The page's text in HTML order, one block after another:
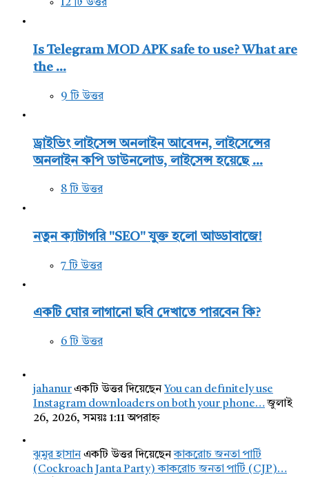
12 টি উত্তর
Is Telegram MOD APK safe to use? What are
the ...
9 টি উত্তর
ড্রাইভিং লাইসেন্স অনলাইন আবেদন, লাইসেন্সের
অনলাইন কপি ডাউনলোড, লাইসেন্স হয়েছে ...
8 টি উত্তর
নতুন ক্যাটাগরি "SEO" যুক্ত হলো আড্ডাবাজে!
7 টি উত্তর
একটি ঘোর লাগানো ছবি দেখাতে পারবেন কি?
6 টি উত্তর
jahanurএকটি উত্তর দিয়েছেন You can definitely use
Instagram downloaders on both your phone… জুলাই
26, 2026, সময়ঃ 1:11 অপরাহ্ন
ঝুমুর হাসানএকটি উত্তর দিয়েছেনকাকরোচ জনতা পার্টি
(Cockroach Janta Party) কাকরোচ জনতা পার্টি (CJP)…